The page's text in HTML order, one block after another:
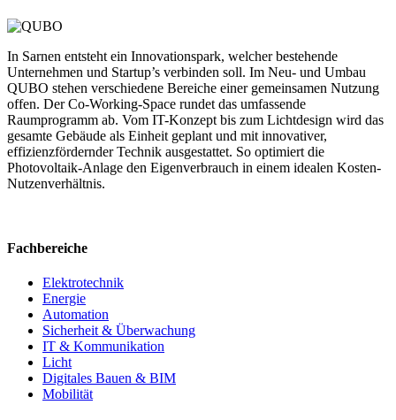
In Sarnen entsteht ein Innovationspark, welcher bestehende
Unternehmen und Startup’s verbinden soll. Im Neu- und Umbau
QUBO stehen verschiedene Bereiche einer gemeinsamen Nutzung
offen. Der Co-Wor­king-Space rundet das umfassende
Raumprogramm ab. Vom IT-Konzept bis zum Lichtdesign wird das
gesamte Gebäude als Einheit geplant und mit innovativer,
effizienzfördernder Technik ausgestattet. So optimiert die
Photovoltaik-Anlage den Eigenverbrauch in einem idealen Kosten-
Nutzenverhältnis.
Fachbereiche
Elektrotechnik
Energie
Automation
Sicherheit & Überwachung
IT & Kommunikation
Licht
Digitales Bauen & BIM
Mobilität